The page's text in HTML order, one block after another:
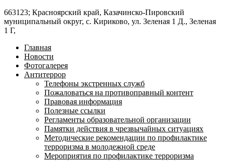
663123; Красноярский край, Казачинско-Пировский
муниципальный округ, с. Кириково, ул. Зеленая 1 Д., Зеленая
1 Г,
Главная
Новости
Фотогалерея
Антитеррор
Телефоны экстренных служб
Пожаловаться на противоправный контент
Правовая информация
Полезные ссылки
Регламенты образовательной организации
Памятки действия в чрезвычайных ситуациях
Методические рекомендации по профилактике
терроризма в молодежной среде
Мероприятия по профилактике терроризма